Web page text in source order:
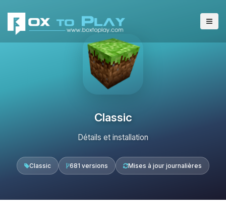
Classic
Détails et installation
Classic 681 versions Mises à jour journalières